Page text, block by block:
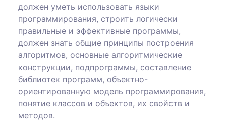
должен уметь использовать языки
программирования, строить логически
правильные и эффективные программы,
должен знать общие принципы построения
алгоритмов, основные алгоритмические
конструкции, подпрограммы, составление
библиотек программ, объектно-
ориентированную модель программирования,
понятие классов и объектов, их свойств и
методов.